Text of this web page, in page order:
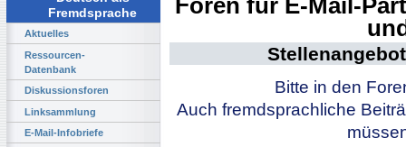
Fremdsprache
Aktuelles
Ressourcen-
Datenbank
Diskussionsforen
Linksammlung
E-Mail-Infobriefe
Foren für E-Mail-
Bitte in den
Auch fremdsprachliche